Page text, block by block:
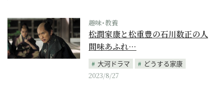
趣味･教養
松潤家康と松重豊の石川数正の人
間味あふれ…
大河ドラマ
どうする家康
2023/8/27